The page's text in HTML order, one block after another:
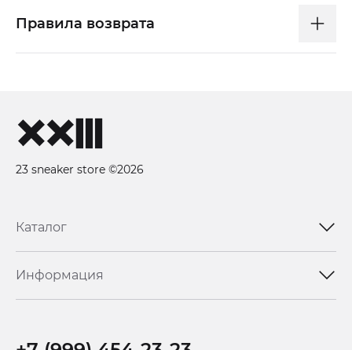
Правила возврата
23 sneaker store ©2026
Каталог
Информация